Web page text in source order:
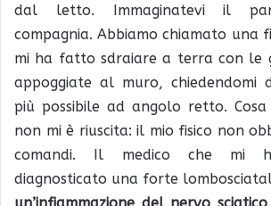
dal letto. Immaginatevi il
compagnia. Abbiamo chiamato una
mi ha fatto sdraiare a terra con le
appoggiate al muro, chiedendomi
più possibile ad angolo retto.
non mi è riuscita: il mio fisico non
comandi. Il medico che mi
diagnosticato una forte